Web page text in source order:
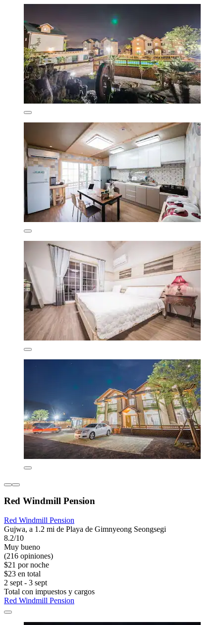
Red Windmill Pension
Red Windmill Pension
Gujwa, a 1.2 mi de Playa de Gimnyeong Seongsegi
8.2/10
Muy bueno
(216 opiniones)
$21 por noche
$23 en total
2 sept - 3 sept
Total con impuestos y cargos
Red Windmill Pension